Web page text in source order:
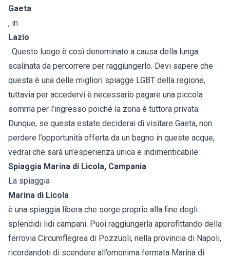
Gaeta
, in
Lazio
. Questo luogo è così denominato a causa della lunga
scalinata da percorrere per raggiungerlo. Devi sapere che
questa è una delle migliori spiagge LGBT della regione,
tuttavia per accedervi è necessario pagare una piccola
somma per l’ingresso poiché la zona è tuttora privata.
Dunque, se questa estate deciderai di visitare Gaeta, non
perdere l’opportunità offerta da un bagno in queste acque,
vedrai che sarà un’esperienza unica e indimenticabile.
Spiaggia Marina di Licola, Campania
La spiaggia
Marina di Licola
è una spiaggia libera che sorge proprio alla fine degli
splendidi lidi campani. Puoi raggiungerla approfittando della
ferrovia Circumflegrea di Pozzuoli, nella provincia di Napoli,
ricordandoti di scendere all’omonima fermata Marina di